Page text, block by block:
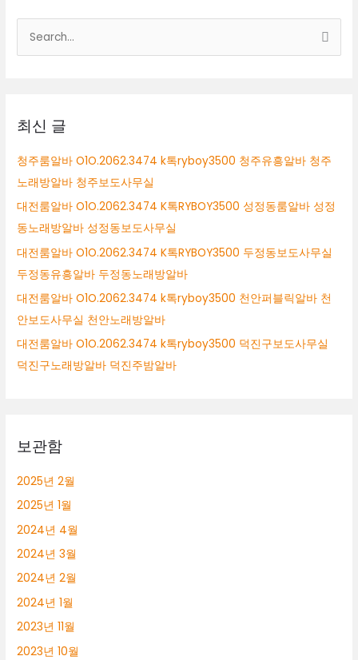
톡
RYBOY3500
고
래
알
바
고
양
시
여
성
알
고
양
시
알
최신 글
청주룸알바 O1O.2062.3474 k톡ryboy3500 청주유흥알바 청주
노래방알바 청주보도사무실
대전룸알바 O1O.2062.3474 K톡RYBOY3500 성정동룸알바 성정
동노래방알바 성정동보도사무실
대전룸알바 O1O.2062.3474 K톡RYBOY3500 두정동보도사무실
두정동유흥알바 두정동노래방알바
대전룸알바 O1O.2062.3474 k톡ryboy3500 천안퍼블릭알바 천
안보도사무실 천안노래방알바
대전룸알바 O1O.2062.3474 k톡ryboy3500 덕진구보도사무실
덕진구노래방알바 덕진주밤알바
보관함
2025년 2월
2025년 1월
2024년 4월
2024년 3월
2024년 2월
2024년 1월
2023년 11월
2023년 10월